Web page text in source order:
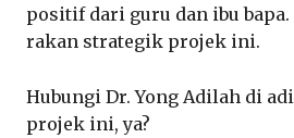
positif dari guru dan ibu
rakan strategik projek ini.
Hubungi Dr. Yong Adilah di
projek ini, ya?